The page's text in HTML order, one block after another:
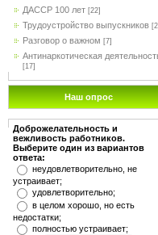
ДАССР 100 лет [22]
Трудоустройство выпускников [2]
Разговор о важном [7]
Антинаркотическая
[17]
Наш опрос
Доброжелательность и
вежливость работников.
Выберите один из вариантов
ответа:
неудовлетворительно, не
устраивает;
удовлетворительно;
в целом хорошо, но есть
недостатки;
полностью устраивает;